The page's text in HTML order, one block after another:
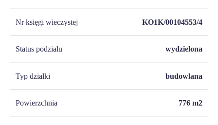
Nr księgi wieczystej KO1K/00104553/4
Status podziału wydzielona
Typ działki budowlana
Powierzchnia 776 m2